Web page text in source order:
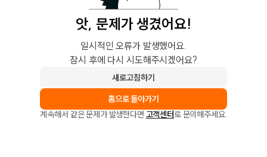
앗, 문제가 생겼어요!
일시적인 오류가 발생했어요.
잠시 후에 다시 시도해주시겠어요?
새로고침하기
홈으로 돌아가기
계속해서 같은 문제가 발생한다면 고객센터로 문의해주세요.